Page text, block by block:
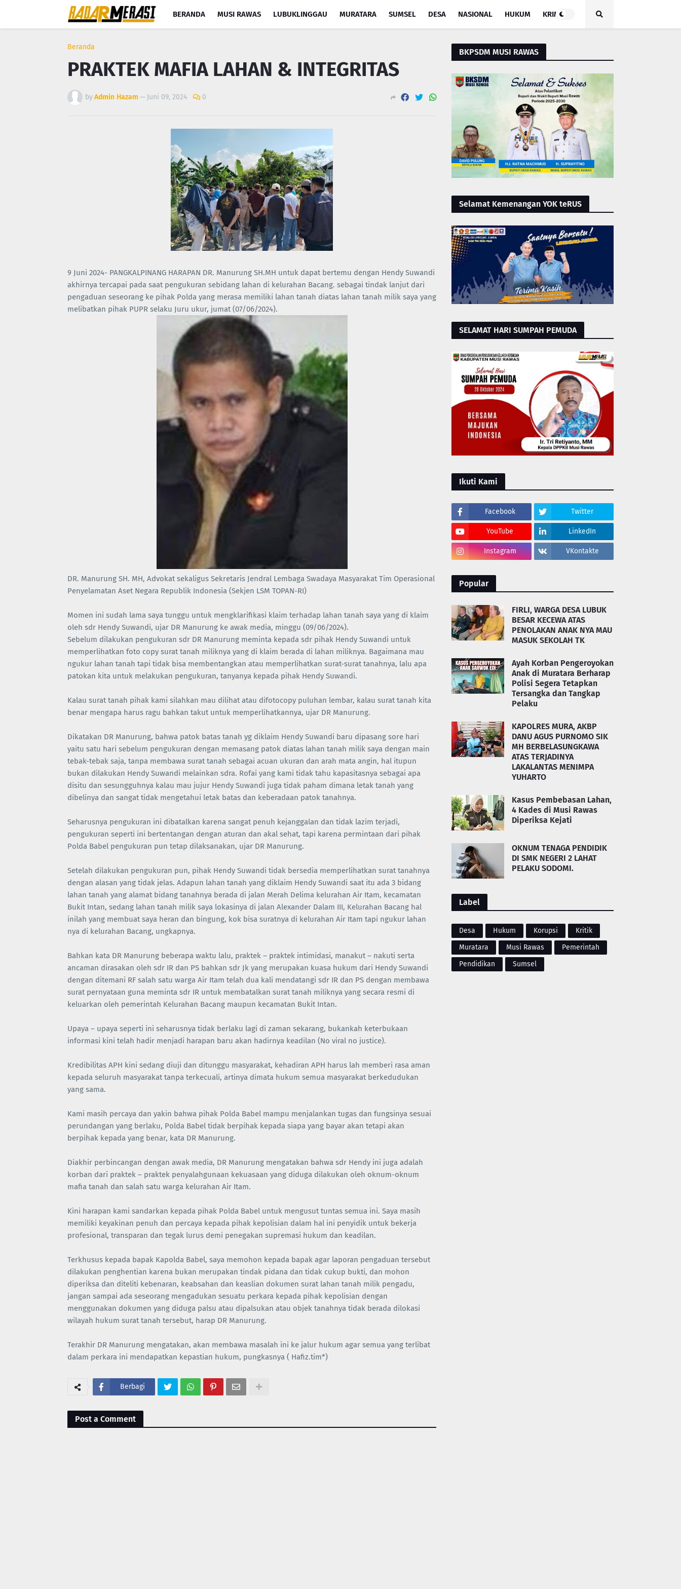
BERANDA MUSI RAWAS LUBUKLINGGAU MURATARA SUMSEL DESA NASIONAL HUKUM KRIMINAL
Beranda
PRAKTEK MAFIA LAHAN & INTEGRITAS
byAdmin Hazam — Juni 09, 2024 0
9 Juni 2024- PANGKALPINANG HARAPAN DR. Manurung SH.MH untuk dapat bertemu dengan Hendy Suwandi
akhirnya tercapai pada saat pengukuran sebidang lahan di kelurahan Bacang. sebagai tindak lanjut dari
pengaduan seseorang ke pihak Polda yang merasa memiliki lahan tanah diatas lahan tanah milik saya yang
melibatkan pihak PUPR selaku Juru ukur, jumat (07/06/2024).
DR. Manurung SH. MH, Advokat sekaligus Sekretaris Jendral Lembaga Swadaya Masyarakat Tim Operasional
Penyelamatan Aset Negara Republik Indonesia (Sekjen LSM TOPAN-RI)
Momen ini sudah lama saya tunggu untuk mengklarifikasi klaim terhadap lahan tanah saya yang di klaim
oleh sdr Hendy Suwandi, ujar DR Manurung ke awak media, minggu (09/06/2024).
Sebelum dilakukan pengukuran sdr DR Manurung meminta kepada sdr pihak Hendy Suwandi untuk
memperlihatkan foto copy surat tanah miliknya yang di klaim berada di lahan miliknya. Bagaimana mau
ngukur lahan tanah tapi tidak bisa membentangkan atau memperlihatkan surat-surat tanahnya, lalu apa
patokan kita untuk melakukan pengukuran, tanyanya kepada pihak Hendy Suwandi.
Kalau surat tanah pihak kami silahkan mau dilihat atau difotocopy puluhan lembar, kalau surat tanah kita
benar mengapa harus ragu bahkan takut untuk memperlihatkannya, ujar DR Manurung.
Dikatakan DR Manurung, bahwa patok batas tanah yg diklaim Hendy Suwandi baru dipasang sore hari
yaitu satu hari sebelum pengukuran dengan memasang patok diatas lahan tanah milik saya dengan main
tebak-tebak saja, tanpa membawa surat tanah sebagai acuan ukuran dan arah mata angin, hal itupun
bukan dilakukan Hendy Suwandi melainkan sdra. Rofai yang kami tidak tahu kapasitasnya sebagai apa
disitu dan sesungguhnya kalau mau jujur Hendy Suwandi juga tidak paham dimana letak tanah yang
dibelinya dan sangat tidak mengetahui letak batas dan keberadaan patok tanahnya.
Seharusnya pengukuran ini dibatalkan karena sangat penuh kejanggalan dan tidak lazim terjadi,
pengukuran seperti ini bertentangan dengan aturan dan akal sehat, tapi karena permintaan dari pihak
Polda Babel pengukuran pun tetap dilaksanakan, ujar DR Manurung.
Setelah dilakukan pengukuran pun, pihak Hendy Suwandi tidak bersedia memperlihatkan surat tanahnya
dengan alasan yang tidak jelas. Adapun lahan tanah yang diklaim Hendy Suwandi saat itu ada 3 bidang
lahan tanah yang alamat bidang tanahnya berada di jalan Merah Delima kelurahan Air Itam, kecamatan
Bukit Intan, sedang lahan tanah milik saya lokasinya di jalan Alexander Dalam III, Kelurahan Bacang hal
inilah yang membuat saya heran dan bingung, kok bisa suratnya di kelurahan Air Itam tapi ngukur lahan
nya di kelurahan Bacang, ungkapnya.
Bahkan kata DR Manurung beberapa waktu lalu, praktek – praktek intimidasi, manakut – nakuti serta
ancaman dirasakan oleh sdr IR dan PS bahkan sdr Jk yang merupakan kuasa hukum dari Hendy Suwandi
dengan ditemani RF salah satu warga Air Itam telah dua kali mendatangi sdr IR dan PS dengan membawa
surat pernyataan guna meminta sdr IR untuk membatalkan surat tanah miliknya yang secara resmi di
keluarkan oleh pemerintah Kelurahan Bacang maupun kecamatan Bukit Intan.
Upaya – upaya seperti ini seharusnya tidak berlaku lagi di zaman sekarang, bukankah keterbukaan
informasi kini telah hadir menjadi harapan baru akan hadirnya keadilan (No viral no justice).
Kredibilitas APH kini sedang diuji dan ditunggu masyarakat, kehadiran APH harus lah memberi rasa aman
kepada seluruh masyarakat tanpa terkecuali, artinya dimata hukum semua masyarakat berkedudukan
yang sama.
Kami masih percaya dan yakin bahwa pihak Polda Babel mampu menjalankan tugas dan fungsinya sesuai
perundangan yang berlaku, Polda Babel tidak berpihak kepada siapa yang bayar akan tetapi akan
berpihak kepada yang benar, kata DR Manurung.
Diakhir perbincangan dengan awak media, DR Manurung mengatakan bahwa sdr Hendy ini juga adalah
korban dari praktek – praktek penyalahgunaan kekuasaan yang diduga dilakukan oleh oknum-oknum
mafia tanah dan salah satu warga kelurahan Air Itam.
Kini harapan kami sandarkan kepada pihak Polda Babel untuk mengusut tuntas semua ini. Saya masih
memiliki keyakinan penuh dan percaya kepada pihak kepolisian dalam hal ini penyidik untuk bekerja
profesional, transparan dan tegak lurus demi penegakan supremasi hukum dan keadilan.
Terkhusus kepada bapak Kapolda Babel, saya memohon kepada bapak agar laporan pengaduan tersebut
dilakukan penghentian karena bukan merupakan tindak pidana dan tidak cukup bukti, dan mohon
diperiksa dan diteliti kebenaran, keabsahan dan keaslian dokumen surat lahan tanah milik pengadu,
jangan sampai ada seseorang mengadukan sesuatu perkara kepada pihak kepolisian dengan
menggunakan dokumen yang diduga palsu atau dipalsukan atau objek tanahnya tidak berada dilokasi
wilayah hukum surat tanah tersebut, harap DR Manurung.
Terakhir DR Manurung mengatakan, akan membawa masalah ini ke jalur hukum agar semua yang terlibat
dalam perkara ini mendapatkan kepastian hukum, pungkasnya ( Hafiz.tim*)
Berbagi
Post a Comment
BKPSDM MUSI RAWAS
Selamat Kemenangan YOK teRUS
SELAMAT HARI SUMPAH PEMUDA
Ikuti Kami
Facebook Twitter
YouTube LinkedIn
Instagram VKontakte
Popular
FIRLI, WARGA DESA LUBUK
BESAR KECEWA ATAS
PENOLAKAN ANAK NYA MAU
MASUK SEKOLAH TK
Ayah Korban Pengeroyokan
Anak di Muratara Berharap
Polisi Segera Tetapkan
Tersangka dan Tangkap
Pelaku
KAPOLRES MURA, AKBP
DANU AGUS PURNOMO SIK
MH BERBELASUNGKAWA
ATAS TERJADINYA
LAKALANTAS MENIMPA
YUHARTO
Kasus Pembebasan Lahan,
4 Kades di Musi Rawas
Diperiksa Kejati
OKNUM TENAGA PENDIDIK
DI SMK NEGERI 2 LAHAT
PELAKU SODOMI.
Label
Desa Hukum Korupsi
Kritik
Muratara
Musi Rawas
Pemerintah
Pendidikan
Sumsel